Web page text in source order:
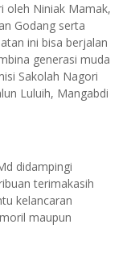
oleh Niniak Mamak,
Godang serta
ini bisa berjalan
generasi muda
Sakolah Nagori
Luluih, Mangabdi
didampingi
terimakasih
kelancaran
maupun